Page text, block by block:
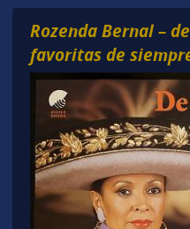
Rozenda Bernal –
favoritas de